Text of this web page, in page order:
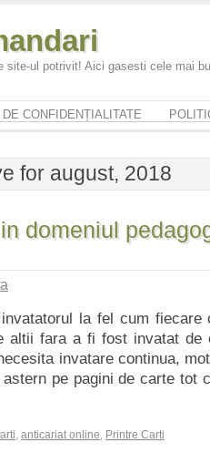
site-ul potrivit! Aici gasesti cele mai
CONFIDENȚIALITATE
for august, 2018
domeniul
la fel cum fiecare
altii fara a fi fost invatat de
invatare continua,
pe pagini de carte tot
, anticariat online, Printre Carti